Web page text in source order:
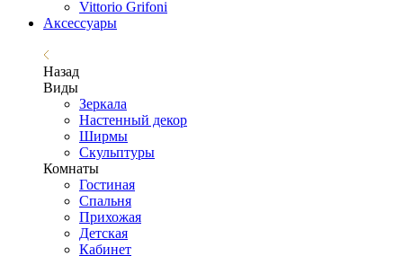
Vittorio Grifoni
Аксессуары
Назад
Виды
Зеркала
Настенный декор
Ширмы
Скульптуры
Комнаты
Гостиная
Спальня
Прихожая
Детская
Кабинет